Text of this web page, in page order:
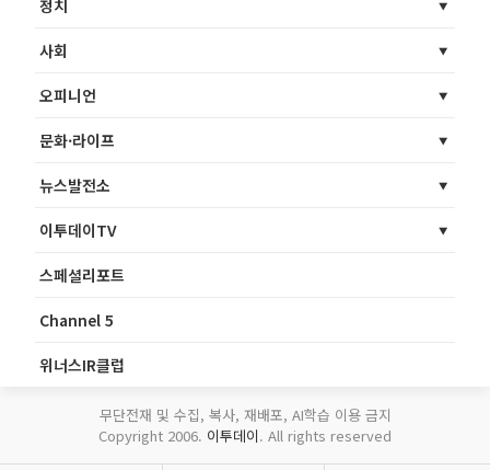
정치
사회
오피니언
문화·라이프
뉴스발전소
이투데이TV
스페셜리포트
Channel 5
위너스IR클럽
무단전재 및 수집, 복사, 재배포, AI학습 이용 금지
Copyright 2006. 이투데이. All rights reserved